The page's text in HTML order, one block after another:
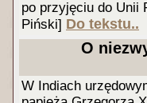
po przyjęciu do Unii
Piński] Do tekstu..
O
W Indiach